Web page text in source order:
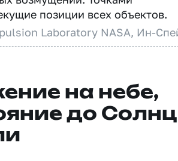
позиции всех объектов.
Laboratory NASA, Ин-
на небе,
до